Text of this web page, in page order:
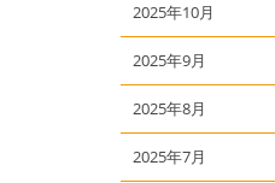
2025年10月
2025年9月
2025年8月
2025年7月